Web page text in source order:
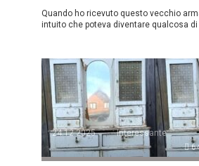
Quando ho ricevuto questo vecchio
intuito che poteva diventare qualcosa di
24.12.2025
Interessante